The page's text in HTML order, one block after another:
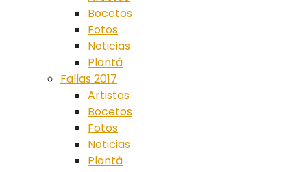
Bocetos
Fotos
Noticias
Plantá
Fallas 2017
Artistas
Bocetos
Fotos
Noticias
Plantà